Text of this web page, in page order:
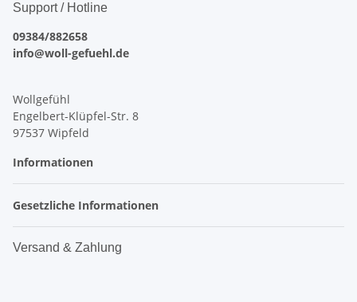
Support / Hotline
09384/882658
info@woll-gefuehl.de
Wollgefühl
Engelbert-Klüpfel-Str. 8
97537 Wipfeld
Informationen
Gesetzliche Informationen
Versand & Zahlung